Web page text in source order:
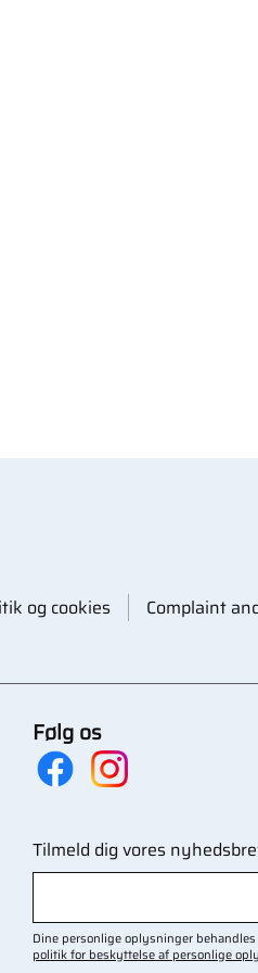
og cookies
Complaint
Følg os
Tilmeld dig vores
Dine personlige oplysninger
politik for beskyttelse af personlige